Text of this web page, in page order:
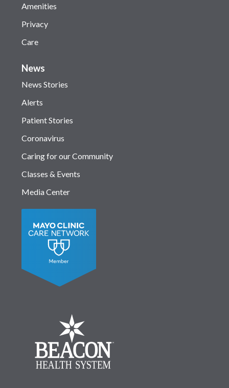
Amenities
Privacy
Care
News
News Stories
Alerts
Patient Stories
Coronavirus
Caring for our Community
Classes & Events
Media Center